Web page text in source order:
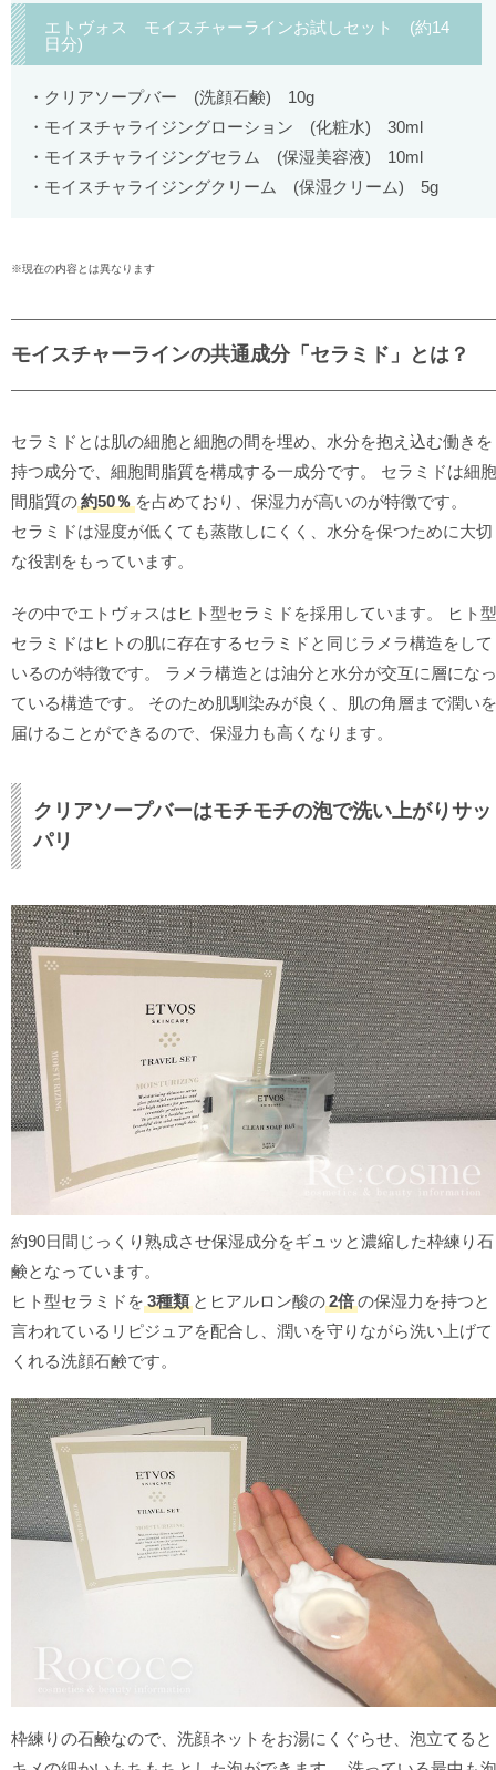
エトヴォス モイスチャーラインお試しセット (約14
日分)
クリアソープバー (洗顔石鹸) 10g
モイスチャライジングローション (化粧水) 30ml
モイスチャライジングセラム (保湿美容液) 10ml
モイスチャライジングクリーム (保湿クリーム) 5g
※現在の内容とは異なります
モイスチャーラインの共通成分「セラミド」とは？
セラミドとは肌の細胞と細胞の間を埋め、水分を抱え込む働きを
持つ成分で、細胞間脂質を構成する一成分です。 セラミドは細胞
間脂質の約50％ を占めており、保湿力が高いのが特徴です。
セラミドは湿度が低くても蒸散しにくく、水分を保つために大切
な役割をもっています。
その中でエトヴォスはヒト型セラミドを採用しています。 ヒト型
セラミドはヒトの肌に存在するセラミドと同じラメラ構造をして
いるのが特徴です。 ラメラ構造とは油分と水分が交互に層になっ
ている構造です。 そのため肌馴染みが良く、肌の角層まで潤いを
届けることができるので、保湿力も高くなります。
クリアソープバーはモチモチの泡で洗い上がりサッ
パリ
約90日間じっくり熟成させ保湿成分をギュッと濃縮した枠練り石
鹸となっています。
ヒト型セラミドを 3種類 とヒアルロン酸の2倍の保湿力を持つと
言われているリピジュアを配合し、潤いを守りながら洗い上げて
くれる洗顔石鹸です。
枠練りの石鹸なので、洗顔ネットをお湯にくぐらせ、泡立てると